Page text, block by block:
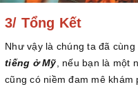
3/ Tổng Kết
Như vậy là chúng ta đã
tiếng ở Mỹ, nếu bạn là một
cũng có niềm đam mê khám